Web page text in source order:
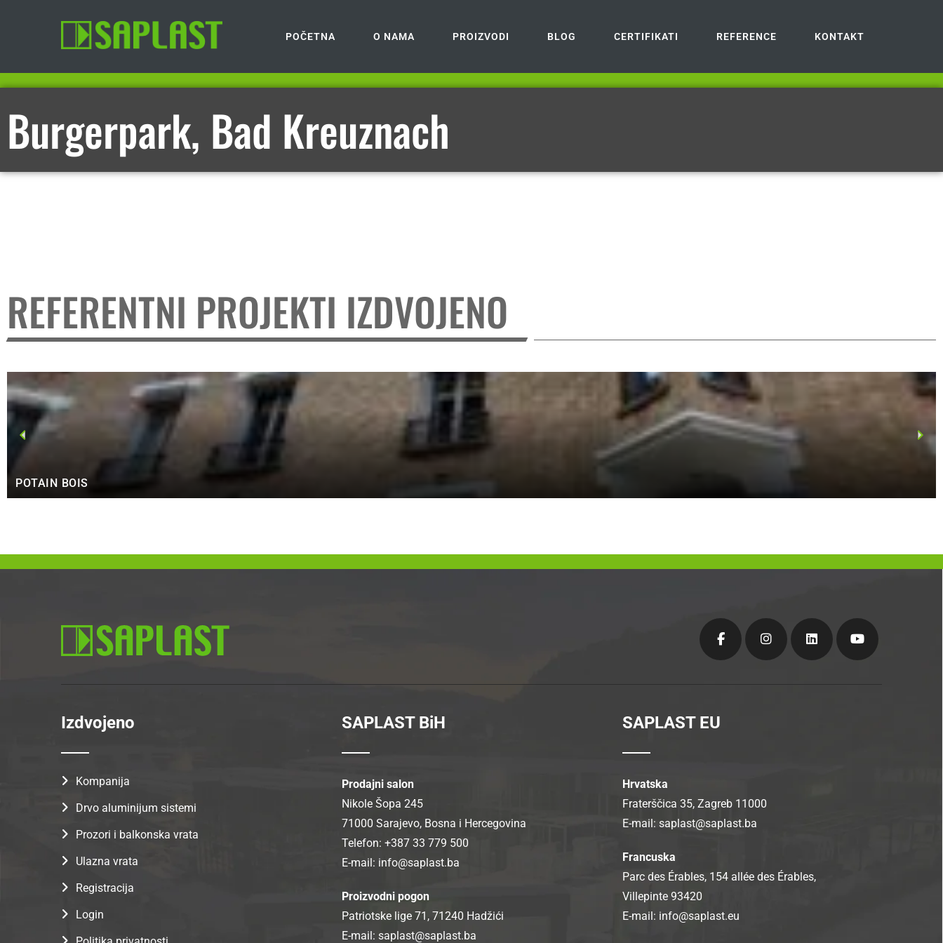
POČETNA O NAMA PROIZVODI BLOG CERTIFIKATI REFERENCE KONTAKT
Burgerpark, Bad Kreuznach
REFERENTNI PROJEKTI IZDVOJENO
POTAIN BOIS
Izdvojeno
Kompanija
Drvo aluminijum sistemi
Prozori i balkonska vrata
Ulazna vrata
Registracija
Login
SAPLAST BiH
Prodajni salon
Nikole Šopa 245
71000 Sarajevo, Bosna i Hercegovina
Telefon: +387 33 779 500
E-mail: info@saplast.ba
Proizvodni pogon
Patriotske lige 71, 71240 Hadžići
E-mail: saplast@saplast.ba
SAPLAST EU
Hrvatska
Fraterščica 35, Zagreb 11000
E-mail: saplast@saplast.ba
Francuska
Parc des Érables, 154 allée des Érables,
Villepinte 93420
E-mail: info@saplast.eu